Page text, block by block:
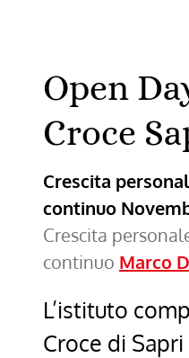
Open
Croce
Crescita
continuo
Crescita
continuo Marco
L’istituto
Croce di